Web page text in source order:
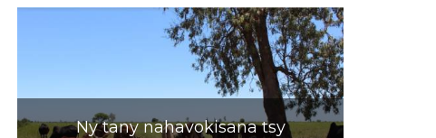
Ny tany nahavokisana tsy